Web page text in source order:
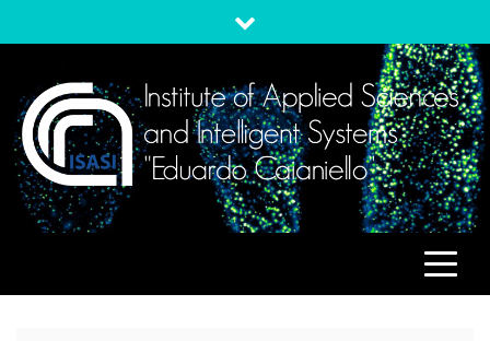
to
ISASIInstitute of Applied Sciences and Intelligent Systems
"Eduardo Caianiello"